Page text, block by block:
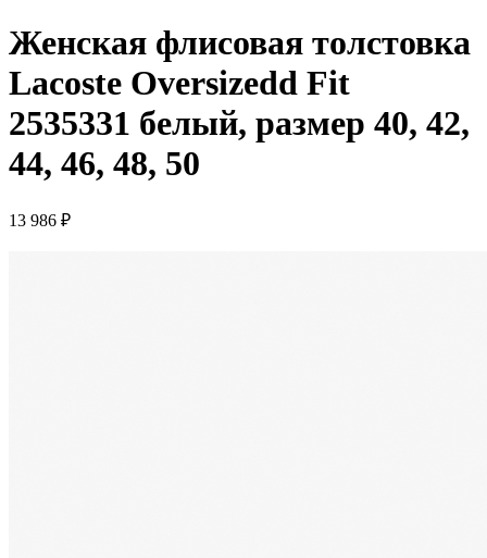
Женская флисовая толстовка
Lacoste Oversizedd Fit
2535331 белый, размер 40, 42,
44, 46, 48, 50
13 986 ₽